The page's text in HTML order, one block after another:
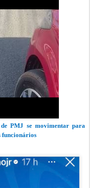
PMJ se movimentar para
funcionários